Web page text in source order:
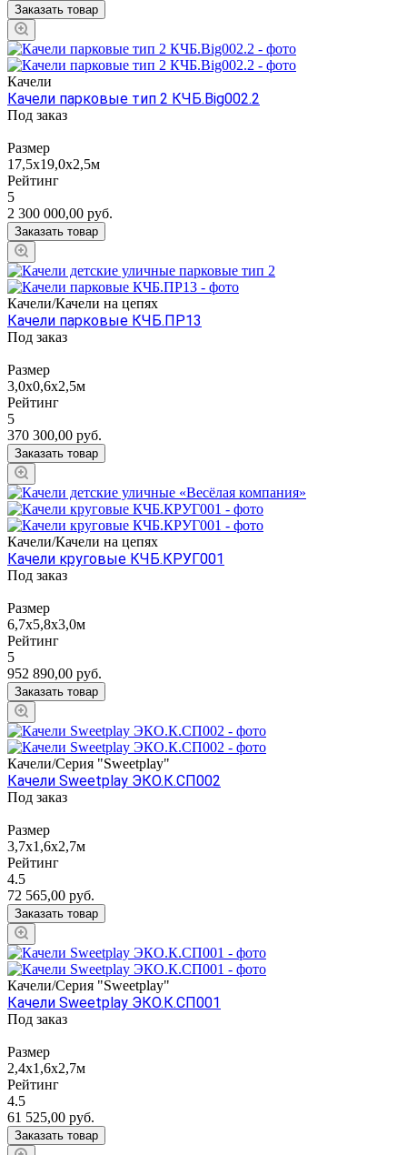
Заказать товар
Качели
Качели парковые тип 2 КЧБ.Big002.2
Под заказ
Размер
17,5х19,0х2,5м
Рейтинг
5
2 300 000,00 руб.
Заказать товар
Качели/Качели на цепях
Качели парковые КЧБ.ПР13
Под заказ
Размер
3,0х0,6х2,5м
Рейтинг
5
370 300,00 руб.
Заказать товар
Качели/Качели на цепях
Качели круговые КЧБ.КРУГ001
Под заказ
Размер
6,7х5,8х3,0м
Рейтинг
5
952 890,00 руб.
Заказать товар
Качели/Серия "Sweetplay"
Качели Sweetplay ЭКО.К.СП002
Под заказ
Размер
3,7х1,6х2,7м
Рейтинг
4.5
72 565,00 руб.
Заказать товар
Качели/Серия "Sweetplay"
Качели Sweetplay ЭКО.К.СП001
Под заказ
Размер
2,4х1,6х2,7м
Рейтинг
4.5
61 525,00 руб.
Заказать товар